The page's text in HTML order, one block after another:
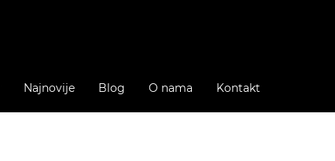
Najnovije Blog O nama Kontakt